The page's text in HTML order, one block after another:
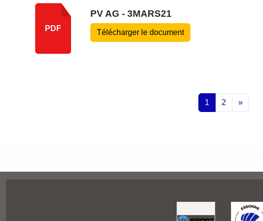
PDF
PV AG - 3MARS21
Télécharger le document
1 2 »